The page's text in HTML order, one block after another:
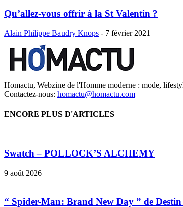
Qu’allez-vous offrir à la St Valentin ?
Alain Philippe Baudry Knops - 7 février 2021
Homactu, Webzine de l'Homme moderne : mode,
Contactez-nous: homactu@homactu.com
ENCORE PLUS D'ARTICLES
Swatch – POLLOCK’S ALCHEMY
9 août 2026
“ Spider-Man: Brand New Day ” de